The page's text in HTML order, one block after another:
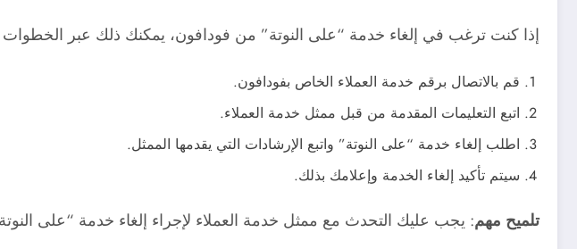
إذا كنت ترغب في إلغاء خدمة “على النوتة” من فودافون، يمكنك ذلك عبر الخطوات
قم بالاتصال برقم خدمة العملاء الخاص بفودافون.
اتبع التعليمات المقدمة من قبل ممثل خدمة العملاء.
اطلب إلغاء خدمة “على النوتة” واتبع الإرشادات التي يقدمها الممثل.
سيتم تأكيد إلغاء الخدمة وإعلامك بذلك.
تلميح مهم: يجب عليك التحدث مع ممثل خدمة العملاء لإجراء إلغاء خدمة “على